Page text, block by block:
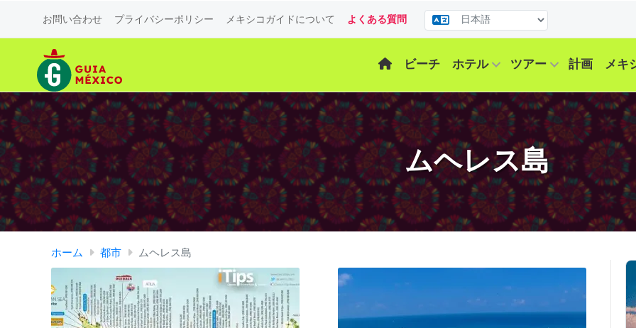
お問い合わせ プライバシーポリシー メキシコガイドについて よくある質問
ビーチ ホテル ツアー 計画 メキ
ムヘレス島
ホーム 都市 ムヘレス島